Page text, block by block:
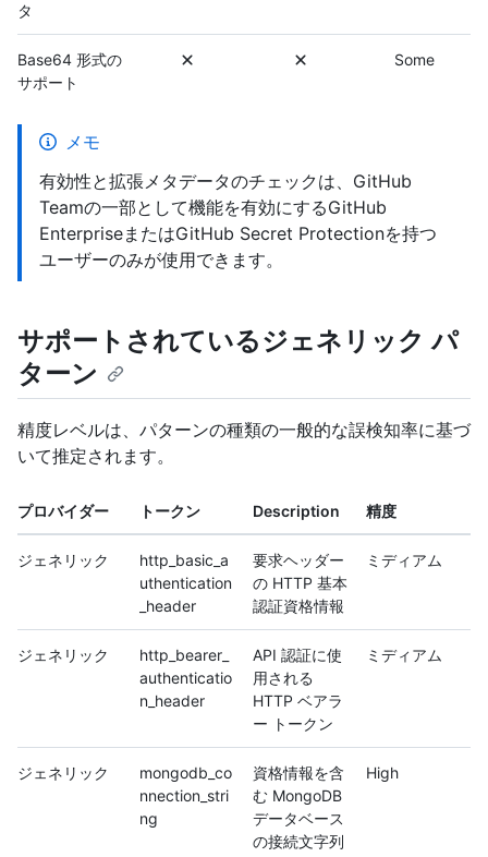
タ
Base64 形式の
サポート
Some
メモ
有効性と拡張メタデータのチェックは、GitHub
Teamの一部として機能を有効にするGitHub
EnterpriseまたはGitHub Secret Protectionを持つ
ユーザーのみが使用できます。
サポートされているジェネリック パ
ターン
精度レベルは、パターンの種類の一般的な誤検知率に基づ
いて推定されます。
プロバイダー トークン Description 精度
ジェネリック
http_basic_a
uthentication
_header
要求ヘッダー
の HTTP 基本
認証資格情報
ミディアム
ジェネリック
http_bearer_
authenticatio
n_header
API 認証に使
用される
HTTP ベアラ
ー トークン
ミディアム
ジェネリック
mongodb_co
nnection_stri
ng
資格情報を含
む MongoDB
データベース
の接続文字列
High